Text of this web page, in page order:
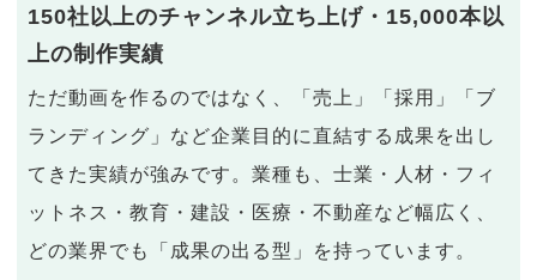
150社以上のチャンネル立ち上げ・15,000本以
上の制作実績
ただ動画を作るのではなく、「売上」「採用」「ブ
ランディング」など企業目的に直結する成果を出し
てきた実績が強みです。業種も、士業・人材・フィ
ットネス・教育・建設・医療・不動産など幅広く、
どの業界でも「成果の出る型」を持っています。